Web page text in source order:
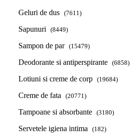
Geluri de dus (7611)
Sapunuri (8449)
Sampon de par (15479)
Deodorante si antiperspirante (6858)
Lotiuni si creme de corp (19684)
Creme de fata (20771)
Tampoane si absorbante (3180)
Servetele igiena intima (182)